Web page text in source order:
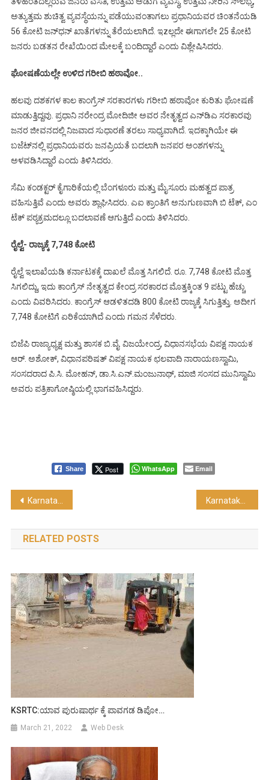
ಅತ್ಯುತ್ತಮ ಶುಚಿತ್ವ ವ್ಯವಸ್ಥೆಯನ್ನು ಪಡೆಯುವಂತಾಗಲು ಪ್ರಧಾನಿಯವರ ಚಿಂತನೆಯಡಿ
56 ಕೋಟಿ ಜನ್‍ಧನ್ ಖಾತೆಗಳನ್ನು ತೆರೆಯಲಾಗಿದೆ. ಇzಲ್ಲದೇ ಈಗಾಗಲೇ 25 ಕೋಟಿ
ಜನರು ಬಡತನ ರೇಖೆಯಿಂದ ಮೇಲಕ್ಕೆ ಬಂದಿದ್ದಾರೆ ಎಂದು ವಿಶ್ಲೇಷಿಸಿದರು.
ಘೋಷಣೆಯಲ್ಲೇ ಉಳಿದ ಗರೀಬಿ ಹಠಾವೋ..
ಹಲವು ದಶಕಗಳ ಕಾಲ ಕಾಂಗ್ರೆಸ್ ಸರಕಾರಗಳು ಗರೀಬಿ ಹಠಾವೋ ಕುರಿತು ಘೋಷಣೆ
ಮಾಡುತ್ತಿದ್ದವು. ಪ್ರಧಾನಿ ನರೇಂದ್ರ ಮೋದಿಜೀ ಅವರ ನೇತೃತ್ವದ ಎನ್‍ಡಿಎ ಸರಕಾರವು
ಜನರ ಜೀವನದಲ್ಲಿ ನಿಜವಾದ ಸುಧಾರಣೆ ತರಲು ಸಾಧ್ಯವಾಗಿದೆ. ಇದಕ್ಕಾಗಿಯೇ ಈ
ಬಜೆಟ್‍ನಲ್ಲಿ ಪ್ರಧಾನಿಯವರು ಜನಪ್ರಿಯತೆ ಬದಲಾಗಿ ಜನಪರ ಅಂಶಗಳನ್ನು
ಅಳವಡಿಸಿದ್ದಾರೆ ಎಂದು ತಿಳಿಸಿದರು.
ಸೆಮಿ ಕಂಡಕ್ಟರ್ ಕೈಗಾರಿಕೆಯಲ್ಲಿ ಬೆಂಗಳೂರು ಮತ್ತು ಮೈಸೂರು ಮಹತ್ವದ ಪಾತ್ರ
ವಹಿಸುತ್ತಿವೆ ಎಂದು ಅವರು ಶ್ಲಾಘಿಸಿದರು. ಎಐ ಕ್ರಾಂತಿಗೆ ಅನುಗುಣವಾಗಿ ಬಿ ಟೆಕ್, ಎಂ
ಟೆಕ್ ಪಠ್ಯಕ್ರಮದಲ್ಲೂ ಬದಲಾವಣೆ ಆಗುತ್ತಿದೆ ಎಂದು ತಿಳಿಸಿದರು.
ರೈಲ್ವೆ- ರಾಜ್ಯಕ್ಕೆ 7,748 ಕೋಟಿ
ರೈಲ್ವೆ ಇಲಾಖೆಯಡಿ ಕರ್ನಾಟಕಕ್ಕೆ ದಾಖಲೆ ಮೊತ್ತ ಸಿಗಲಿದೆ. ರೂ. 7,748 ಕೋಟಿ ಮೊತ್ತ
ಸಿಗಲಿದ್ದು, ಇದು ಕಾಂಗ್ರೆಸ್ ನೇತೃತ್ವದ ಕೇಂದ್ರ ಸರಕಾರದ ಮೊತ್ತಕ್ಕಿಂತ 9 ಪಟ್ಟು ಹೆಚ್ಚು
ಎಂದು ವಿವರಿಸಿದರು. ಕಾಂಗ್ರೆಸ್ ಆಡಳಿತದಡಿ 800 ಕೋಟಿ ರಾಜ್ಯಕ್ಕೆ ಸಿಗುತ್ತಿತ್ತು. ಅದೀಗ
7,748 ಕೋಟಿಗೆ ಏರಿಕೆಯಾಗಿದೆ ಎಂದು ಗಮನ ಸೆಳೆದರು.
ಬಿಜೆಪಿ ರಾಜ್ಯಾಧ್ಯಕ್ಷ ಮತ್ತು ಶಾಸಕ ಬಿ.ವೈ. ವಿಜಯೇಂದ್ರ, ವಿಧಾನಸಭೆಯ ವಿಪಕ್ಷ ನಾಯಕ
ಆರ್. ಅಶೋಕ್, ವಿಧಾನಪರಿಷತ್ ವಿಪಕ್ಷ ನಾಯಕ ಛಲವಾದಿ ನಾರಾಯಣಸ್ವಾಮಿ,
ಸಂಸದರಾದ ಪಿ.ಸಿ. ಮೋಹನ್, ಡಾ.ಸಿ.ಎನ್.ಮಂಜುನಾಥ್, ಮಾಜಿ ಸಂಸದ ಮುನಿಸ್ವಾಮಿ
ಅವರು ಪತ್ರಿಕಾಗೋಷ್ಠಿಯಲ್ಲಿ ಭಾಗವಹಿಸಿದ್ದರು.
Share Post WhatsApp Email
Post
navigation
Karnataka : ಜನರ ಉಳಿತಾಯದ ಹೂಡಿಕೆಗಳು ಸುಭದ್ರವಾಗಿರುವುದು ಗ್ಯಾರಂಟಿ…..!
RELATED POSTS
KSRTC:ಯಾವ ಪುರುಷಾರ್ಥ ಕ್ಕೆ ಪಾವಗಡ ಡಿಪೋ…
March 21, 2022 Web Desk